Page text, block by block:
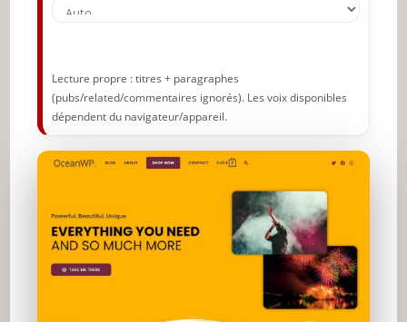
Lecture propre : titres + paragraphes
(pubs/related/commentaires ignorés). Les voix disponibles
dépendent du navigateur/appareil.